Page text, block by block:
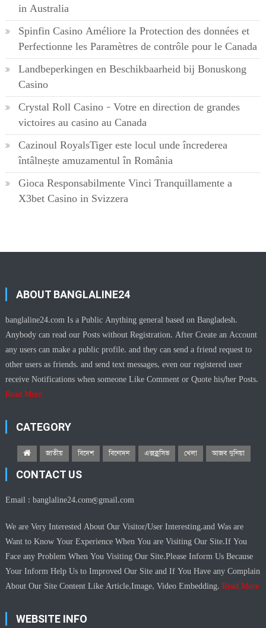
in Australia
Spinfin Casino Améliore la Protection des données et
Perfectionne les Paramètres de contrôle pour le Canada
Landbeperkingen en Beschikbaarheid bij Bonuskong
Casino
Crystal Roll Casino – Votre en direction de grandes
victoires au casino au Canada
Cazinoul RoyalsTiger este locul unde încrederea
întâlnește amuzamentul în România
Gioca Responsabilmente Vinci Tranquillamente a
X3bet Casino in Svizzera
ABOUT BANGLALINE24
banglaline24.com Is a Public Anything general based on Bangladesh.
Anybody can read our Posts without Registration. After Create an Account
any users can make a public profile. and they can send a friend request to
other users as friends. and send text messages, even our registered user
receive Notifications when someone Like Comment or Quote his/her Posts.
Read More
CATEGORY
জাতীয় বিদেশ বিনোদন এক্সক্লুসিভ খেলা আজব দুনিয়া
CONTACT US
Email :banglaline24.com@gmail.com
We are Very Interested About Our Visitor/User Interesting.and Was are
Want to Know Your Experience When You are Visiting Our Site.If You
Face any Problem When You Visiting Our Site.Please Inform Us Because
Your Inform Help Us to Improved Our Site and If You Have any Complain
About Our Site Content Like Article,Image, Video Embedding.Read More
WEBSITE INFO